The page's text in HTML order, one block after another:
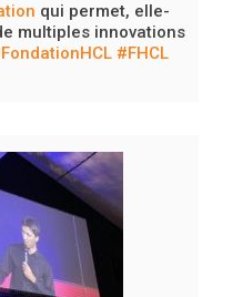
qui permet, elle-
multiples innovations
#FHCL